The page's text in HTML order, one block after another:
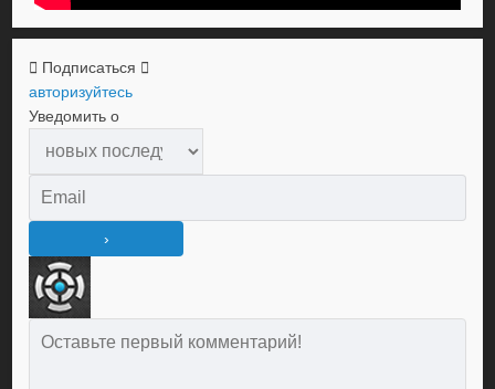
Подписаться
авторизуйтесь
Уведомить о